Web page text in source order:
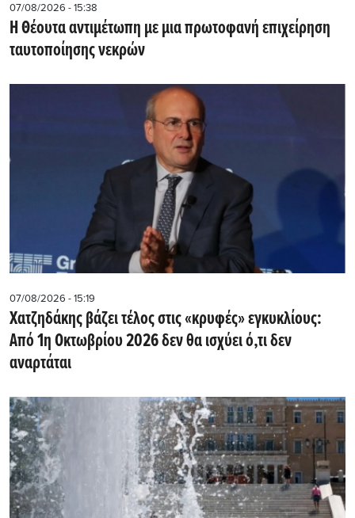
07/08/2026 - 15:38
Η Θέουτα αντιμέτωπη με μια πρωτοφανή επιχείρηση
ταυτοποίησης νεκρών
07/08/2026 - 15:19
Χατζηδάκης βάζει τέλος στις «κρυφές» εγκυκλίους:
Από 1η Οκτωβρίου 2026 δεν θα ισχύει ό,τι δεν
αναρτάται